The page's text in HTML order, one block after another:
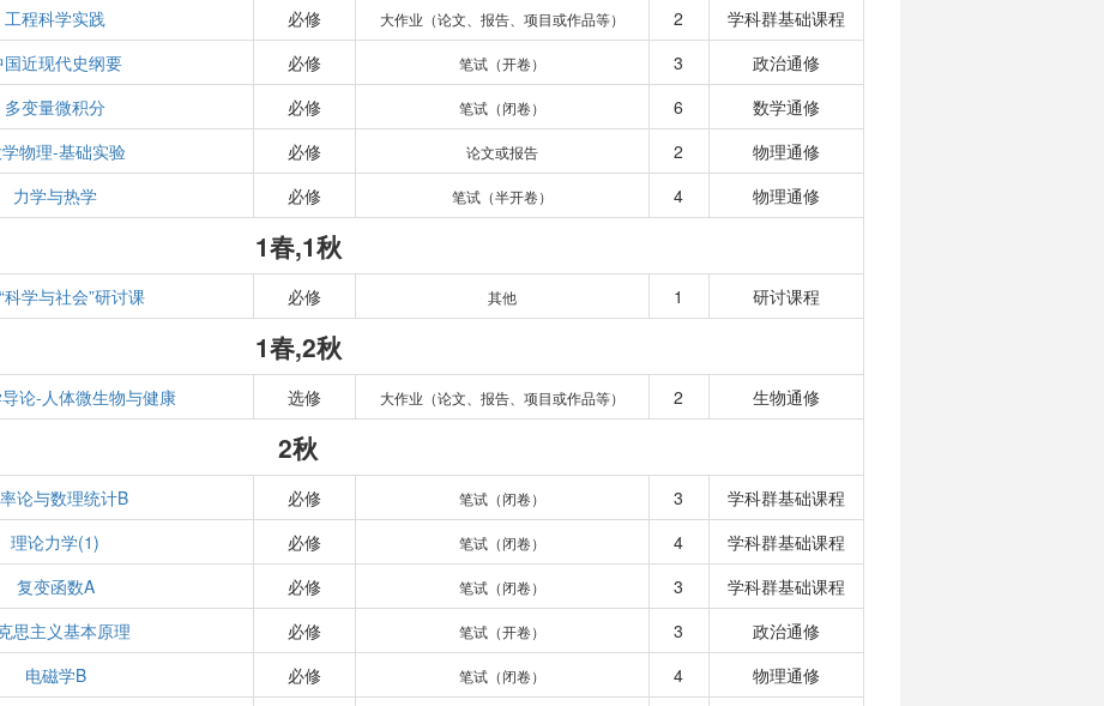
工程科学实践 必修 大作业（论文、报告、项目或作品等） 2
学科群基础课程
国近现代史纲要 必修 笔试（开卷） 3
政治通修
多变量微积分 必修 笔试（闭卷） 6
数学通修
物理-基础实验 必修 论文或报告 2
物理通修
力学与热学 必修 笔试（半开卷） 4 物理通修
1春,1秋
科学与社会”研讨课 必修 其他 1 研讨课程
1春,2秋
论-人体微生物与健康 选修 大作业（论文、报告、项目或作品等） 2 生物通修
2秋
论与数理统计B 必修 笔试（闭卷） 3
学科群基础课程
理论力学(1) 必修 笔试（闭卷） 4
学科群基础课程
复变函数A 必修 笔试（闭卷） 3
学科群基础课程
思主义基本原理 必修 笔试（开卷） 3
政治通修
电磁学B 必修 笔试（闭卷） 4
物理通修